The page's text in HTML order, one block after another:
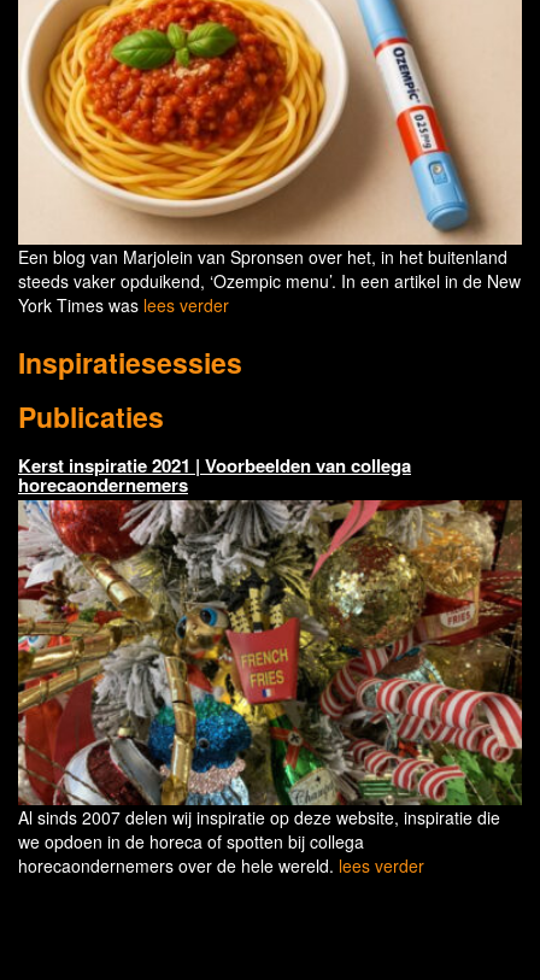
Een blog van Marjolein van Spronsen over het, in het buitenland
steeds vaker opduikend, ‘Ozempic menu’. In een artikel in de New
York Times was lees verder
Inspiratiesessies
Publicaties
Kerst inspiratie 2021 | Voorbeelden van collega
horecaondernemers
Al sinds 2007 delen wij inspiratie op deze website, inspiratie die
we opdoen in de horeca of spotten bij collega
horecaondernemers over de hele wereld. lees verder